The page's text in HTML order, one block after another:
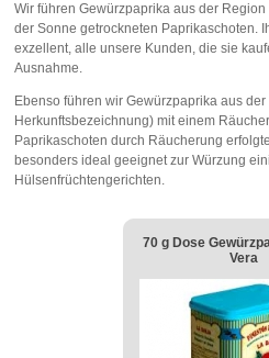
Wir führen Gewürzpaprika aus der
der Sonne getrockneten Paprikaschoten.
exzellent, alle unsere Kunden, die sie
Ausnahme.
Ebenso führen wir Gewürzpaprika aus
Herkunftsbezeichnung) mit einem
Paprikaschoten durch Räucherung
besonders ideal geeignet zur Würzung
Hülsenfrüchtengerichten.
70 g Dose
Vera